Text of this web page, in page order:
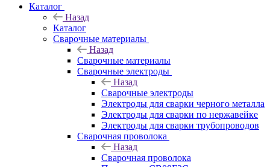
Каталог
Назад
Каталог
Сварочные материалы
Назад
Сварочные материалы
Сварочные электроды
Назад
Сварочные электроды
Электроды для сварки черного металла
Электроды для сварки по нержавейке
Электроды для сварки трубопроводов
Сварочная проволока
Назад
Сварочная проволока